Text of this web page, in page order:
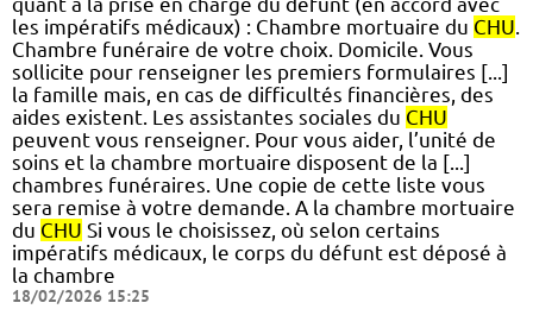
les impératifs médicaux) : Chambre mortuaire du CHU.
Chambre funéraire de votre choix. Domicile. Vous
sollicite pour renseigner les premiers formulaires [...]
la famille mais, en cas de difficultés financières, des
aides existent. Les assistantes sociales du CHU
peuvent vous renseigner. Pour vous aider, l’unité de
soins et la chambre mortuaire disposent de la [...]
chambres funéraires. Une copie de cette liste vous
sera remise à votre demande. A la chambre mortuaire
du CHU Si vous le choisissez, où selon certains
impératifs médicaux, le corps du défunt est déposé à
la chambre
18/02/2026 15:25